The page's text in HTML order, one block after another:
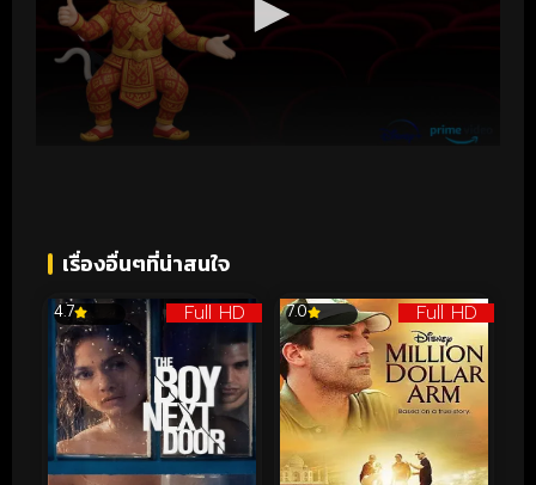
เรื่องอื่นๆที่น่าสนใจ
Full HD
4.7 Full HD
7.0